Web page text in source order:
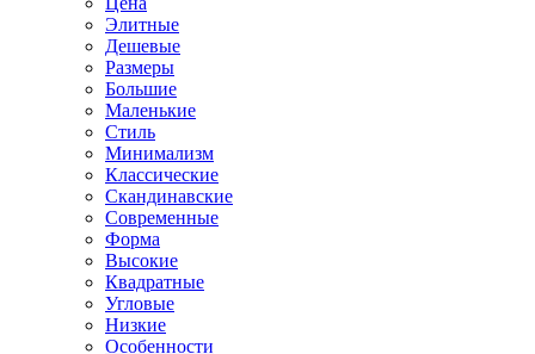
Элитные
Дешевые
Размеры
Большие
Маленькие
Стиль
Минимализм
Классические
Скандинавские
Современные
Форма
Высокие
Квадратные
Угловые
Низкие
Особенности